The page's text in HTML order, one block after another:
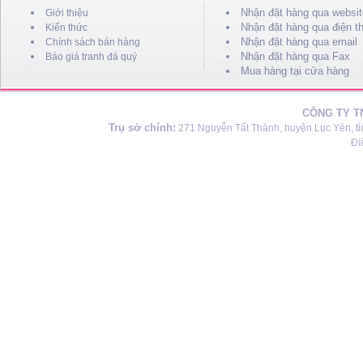
Giới thiệu
Kiến thức
Chính sách bán hàng
Báo giá tranh đá quý
Nhận đặt hàng qua
Nhận đặt hàng qua điện
Nhận đặt hàng qua email
Nhận đặt hàng qua Fax
Mua hàng tại cửa hàng
CÔNG TY
Trụ sở chính: 271 Nguyễn Tất Thành, huyện Lục Yên,